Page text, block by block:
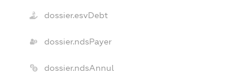
dossier.esvDebt
dossier.ndsPayer
dossier.ndsAnnul